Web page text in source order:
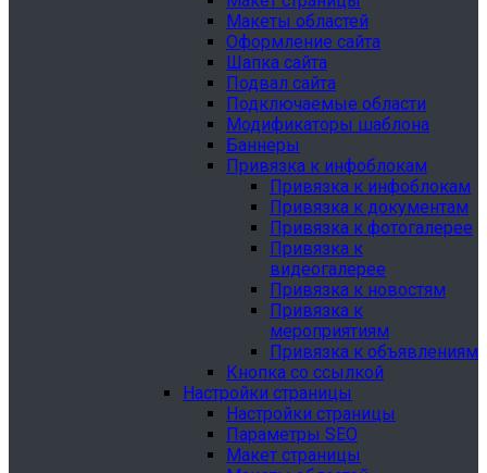
Макеты областей
Оформление сайта
Шапка сайта
Подвал сайта
Подключаемые области
Модификаторы шаблона
Баннеры
Привязка к инфоблокам
Привязка к инфоблокам
Привязка к документам
Привязка к фотогалерее
Привязка к
видеогалерее
Привязка к новостям
Привязка к
мероприятиям
Привязка к объявлениям
Кнопка со ссылкой
Настройки страницы
Настройки страницы
Параметры SEO
Макет страницы